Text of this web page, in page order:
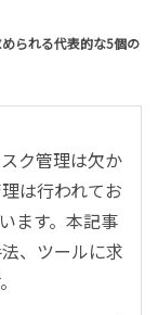
られる代表的な5個の
ク管理は欠か
は行われてお
ます。本記事
、ツールに求